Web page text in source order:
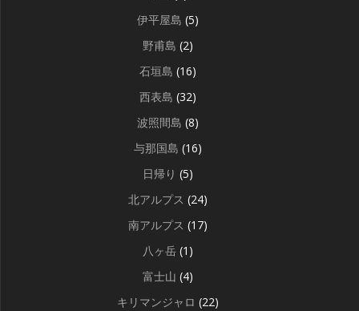
伊平屋島 (5)
野甫島 (2)
石垣島 (16)
西表島 (32)
波照間島 (8)
与那国島 (16)
日帰り (5)
北アルプス (24)
南アルプス (17)
八ヶ岳 (1)
富士山 (4)
キリマンジャロ (22)